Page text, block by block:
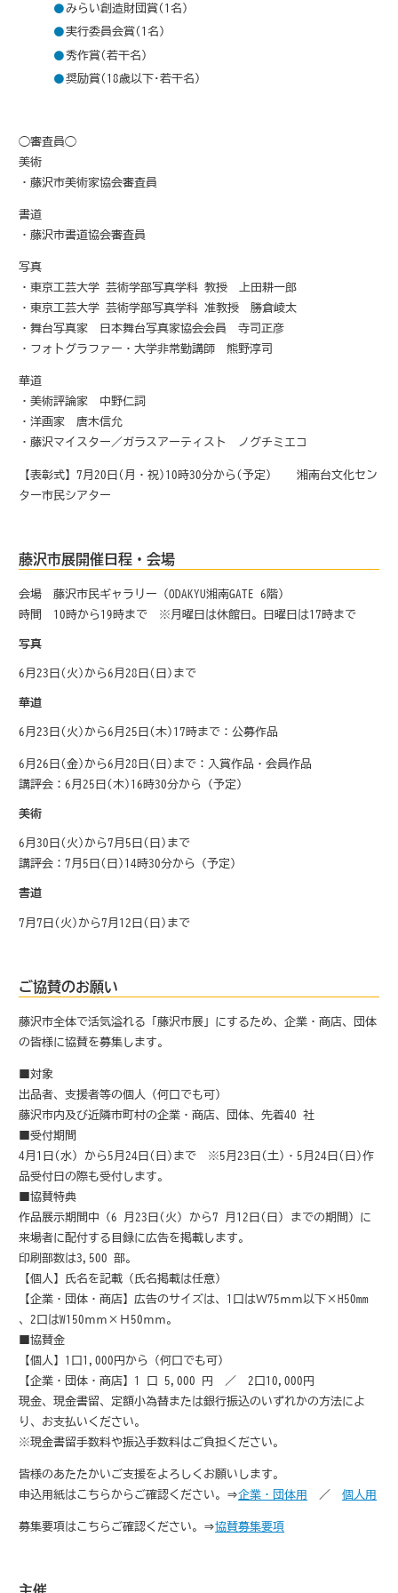
みらい創造財団賞(1名)
実行委員会賞(1名)
秀作賞(若干名)
奨励賞(18歳以下･若干名)
◯審査員◯
美術
・藤沢市美術家協会審査員
書道
・藤沢市書道協会審査員
写真
・東京工芸大学 芸術学部写真学科 教授 上田耕一郎
・東京工芸大学 芸術学部写真学科 准教授 勝倉崚太
・舞台写真家 日本舞台写真家協会会員 寺司正彦
・フォトグラファー・大学非常勤講師 熊野淳司
華道
・美術評論家 中野仁詞
・洋画家 唐木信允
・藤沢マイスター／ガラスアーティスト ノグチミエコ
【表彰式】7月20日(月・祝)10時30分から(予定) 湘南台文化セン
ター市民シアター
藤沢市展開催日程・会場
会場 藤沢市民ギャラリー（ODAKYU湘南GATE 6階）
時間 10時から19時まで ※月曜日は休館日。日曜日は17時まで
写真
6月23日(火)から6月28日(日)まで
華道
6月23日(火)から6月25日(木)17時まで：公募作品
6月26日(金)から6月28日(日)まで：入賞作品・会員作品
講評会：6月25日(木)16時30分から（予定）
美術
6月30日(火)から7月5日(日)まで
講評会：7月5日(日)14時30分から（予定）
書道
7月7日(火)から7月12日(日)まで
ご協賛のお願い
藤沢市全体で活気溢れる「藤沢市展」にするため、企業・商店、団体
の皆様に協賛を募集します。
■対象
出品者、支援者等の個人（何口でも可）
藤沢市内及び近隣市町村の企業・商店、団体、先着40 社
■受付期間
4月1日(水) から5月24日(日)まで ※5月23日(土)・5月24日(日)作
品受付日の際も受付します。
■協賛特典
作品展示期間中（6 月23日(火) から7 月12日(日) までの期間）に
来場者に配付する目録に広告を掲載します。
印刷部数は3,500 部。
【個人】氏名を記載（氏名掲載は任意）
【企業・団体・商店】広告のサイズは、1口はＷ75ｍｍ以下×H50mm
、2口はW150ｍｍ×Ｈ50ｍｍ。
■協賛金
【個人】1口1,000円から（何口でも可）
【企業・団体・商店】1 口 5,000 円 ／ 2口10,000円
現金、現金書留、定額小為替または銀行振込のいずれかの方法によ
り、お支払いください。
※現金書留手数料や振込手数料はご負担ください。
皆様のあたたかいご支援をよろしくお願いします。
申込用紙はこちらからご確認ください。⇒企業・団体用 ／個人用
募集要項はこちらご確認ください。⇒協賛募集要項